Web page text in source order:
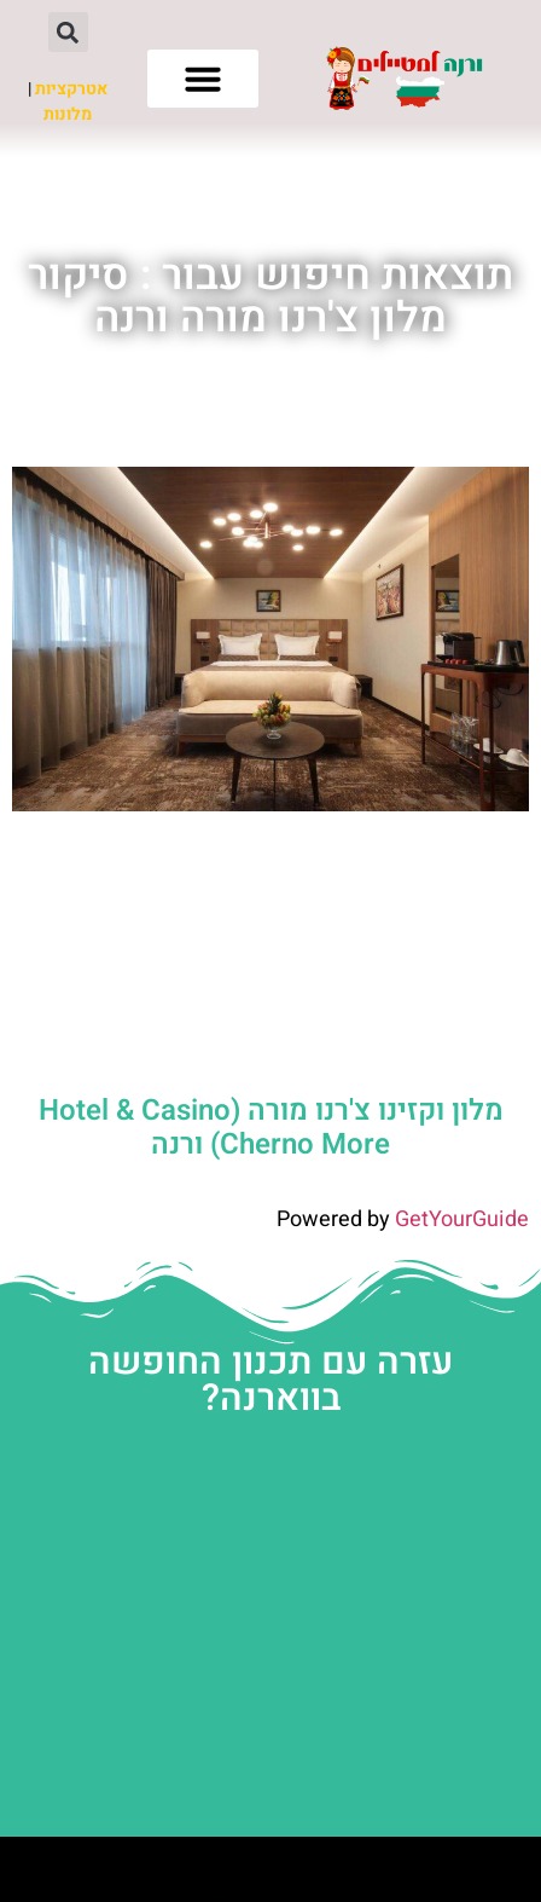
אטרקציות|
מלונות
תוצאות חיפוש עבור : סיקור
מלון צ'רנו מורה ורנה
מלון וקזינו צ'רנו מורה (Hotel & Casino
Cherno More) ורנה
Powered byGetYourGuide
עזרה עם תכנון החופשה
בווארנה?